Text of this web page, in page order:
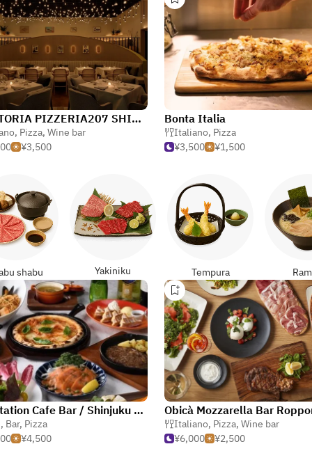
TRATTORIA PIZZERIA207 SHIBUYA
, Pizza, Wine bar
¥3,500
Bonta Italia
Italiano, Pizza
¥3,500
¥1,500
shabu Yakiniku Tempura
The Station Cafe Bar / Shinjuku Prince Hotel
, Bar, Pizza
¥4,500
Italiano, Pizza, Wine bar
¥6,000
¥2,500